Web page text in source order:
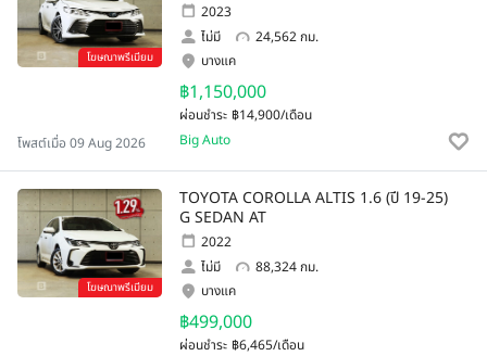
โฆษณาพรีเมียม
2023
ไม่มี
24,562 กม.
฿1,150,000
ผ่อนชำระ ฿14,900/เดือน
บางแค
โพสต์เมื่อ 09 Aug 2026 Big Auto
โฆษณาพรีเมียม
TOYOTA COROLLA ALTIS 1.6 (ปี 19-25)
G SEDAN AT
2022
ไม่มี
88,324 กม.
฿499,000
ผ่อนชำระ ฿6,465/เดือน
บางแค